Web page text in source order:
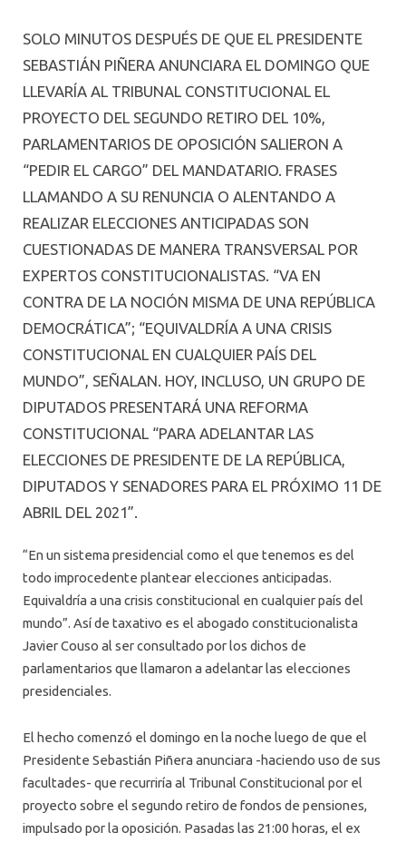
SOLO MINUTOS DESPUÉS DE QUE EL PRESIDENTE
SEBASTIÁN PIÑERA ANUNCIARA EL DOMINGO QUE
LLEVARÍA AL TRIBUNAL CONSTITUCIONAL EL
PROYECTO DEL SEGUNDO RETIRO DEL 10%,
PARLAMENTARIOS DE OPOSICIÓN SALIERON A
“PEDIR EL CARGO” DEL MANDATARIO. FRASES
LLAMANDO A SU RENUNCIA O ALENTANDO A
REALIZAR ELECCIONES ANTICIPADAS SON
CUESTIONADAS DE MANERA TRANSVERSAL POR
EXPERTOS CONSTITUCIONALISTAS. “VA EN
CONTRA DE LA NOCIÓN MISMA DE UNA REPÚBLICA
DEMOCRÁTICA”; “EQUIVALDRÍA A UNA CRISIS
CONSTITUCIONAL EN CUALQUIER PAÍS DEL
MUNDO”, SEÑALAN. HOY, INCLUSO, UN GRUPO DE
DIPUTADOS PRESENTARÁ UNA REFORMA
CONSTITUCIONAL “PARA ADELANTAR LAS
ELECCIONES DE PRESIDENTE DE LA REPÚBLICA,
DIPUTADOS Y SENADORES PARA EL PRÓXIMO 11 DE
ABRIL DEL 2021”.
“En un sistema presidencial como el que tenemos es del
todo improcedente plantear elecciones anticipadas.
Equivaldría a una crisis constitucional en cualquier país del
mundo”. Así de taxativo es el abogado constitucionalista
Javier Couso al ser consultado por los dichos de
parlamentarios que llamaron a adelantar las elecciones
presidenciales.
El hecho comenzó el domingo en la noche luego de que el
Presidente Sebastián Piñera anunciara -haciendo uso de sus
facultades- que recurriría al Tribunal Constitucional por el
proyecto sobre el segundo retiro de fondos de pensiones,
impulsado por la oposición. Pasadas las 21:00 horas, el ex